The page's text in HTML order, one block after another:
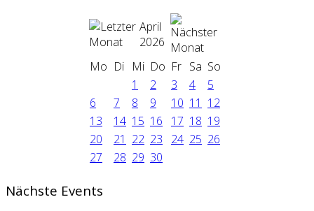
April
2026
Mo Di Mi Do Fr Sa So
1
2 3 4
5
6
7 8 9 10 11 12
13
14 15 16 17 18 19
20
21 22 23 24 25 26
27
28 29 30
Nächste Events